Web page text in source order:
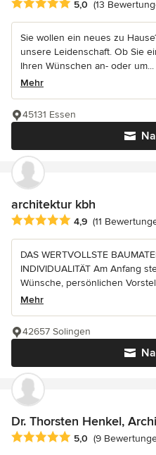
Durchschnittliche Bewertung:
5,0 (13
Sie wollen ein neues zu
unsere Leidenschaft. Ob Sie
Ihren Wünschen an- oder um...
Mehr
45131 Essen
architektur kbh
Durchschnittliche Bewertung:
4,9 (11
DAS WERTVOLLSTE
INDIVIDUALITÄT Am Anfang
Wünsche, persönlichen
Mehr
42657 Solingen
Dr. Thorsten Henkel,
Durchschnittliche Bewertung:
5,0 (9